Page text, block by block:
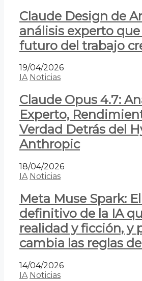
Claude Design de
análisis experto
futuro del trabajo
19/04/2026
IA Noticias
Claude Opus 4.7:
Experto,
Verdad Detrás del
Anthropic
18/04/2026
IA Noticias
Meta Muse Spark:
definitivo de la IA
realidad y ficción, y
cambia las reglas
14/04/2026
IA Noticias